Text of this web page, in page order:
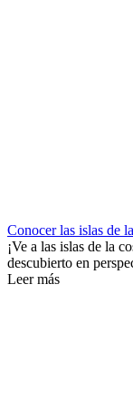
Conocer las islas de
¡Ve a las islas de la
descubierto en
Leer más